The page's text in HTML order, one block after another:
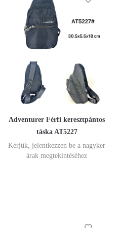
Adventurer Férfi keresztpántos
táska AT5227
Kérjük, jelentkezzen be a nagyker
árak megtekintéséhez